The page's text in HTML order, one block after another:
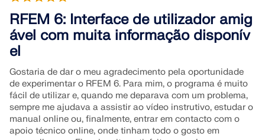
Dimensionamento estrutural para
sistemas fotovoltaicos
A Dlubal Software ajuda você a criar e verificar
forma eficiente com estruturas de aço, alumínio e
concreto em um único ambiente.
EXPLORAR FERRAMENTAS
Módulos
Análises adicionais
Soluções especiais
Dimensionamento
Ligações
Vendas
Assistente de apoio baseada em IA
Apoio e serviço gratuitos
Precisa de ajuda? Acesse as opções de suporte
Eventos
Mestrado em Engenharia com
seminários web
Junte-se aos líderes do setor e explore soluções em
engenharia estrutural e software. Aprimore suas
habilidades com nossas sessões ao vivo!
Área gratuita da Dlubal
Exemplos
Documentos
Referências
E-learning
Estudantes e estabelecimentos de ensin
o
Plataforma de conhecimento
Informação e entretenimento
Empresa
Sobre nós
Contacto
Referências
Carreira
Carreira
Empregos
Loja online
RFEM 6: Interface de utilizador amig
ável com muita informação disponív
el
Gostaria de dar o meu agradecimento pela oportunidade
de experimentar o RFEM 6. Para mim, o programa é muito
fácil de utilizar e, quando me deparava com um problema,
sempre me ajudava a assistir ao vídeo instrutivo, estudar o
manual online ou, finalmente, entrar em contacto com o
apoio técnico online, onde tinham todo o gosto em